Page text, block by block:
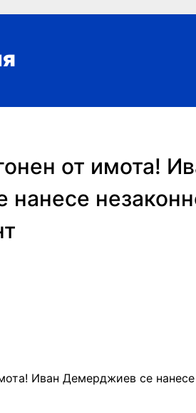
от имота!
Иван Демерджиев се